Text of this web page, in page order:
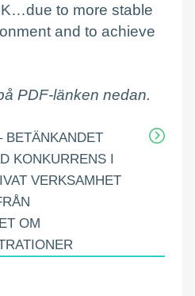
to more stable
and to achieve
PDF-länken nedan.
BETÄNKANDET
KONKURRENS I
VERKSAMHET
OM